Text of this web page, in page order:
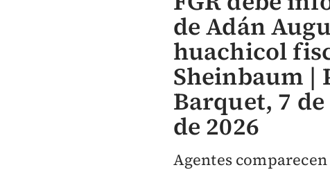
de Adán
huachicol
Sheinbaum |
Barquet, 7
de 2026
Agentes